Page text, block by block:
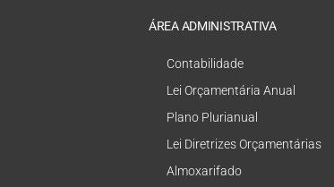
ÁREA ADMINISTRATIVA
Contabilidade
Lei Orçamentária Anual
Plano Plurianual
Lei Diretrizes Orçamentárias
Almoxarifado